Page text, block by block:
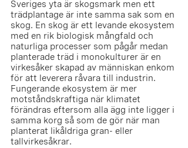
Sveriges yta är skogsmark men ett
trädplantage är inte samma sak som en
skog. En skog är ett levande ekosystem
med en rik biologisk mångfald och
naturliga processer som pågår medan
planterade träd i monokulturer är en
virkesåker skapad av människan enkom
för att leverera råvara till industrin.
Fungerande ekosystem är mer
motståndskraftiga när klimatet
förändras eftersom alla ägg inte ligger i
samma korg så som de gör när man
planterat likåldriga gran- eller
tallvirkesåkrar.